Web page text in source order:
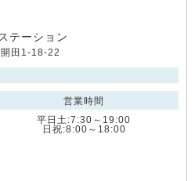
テーション
田1-18-22
営業時間
平日土:7:30～19:00
日祝:8:00～18:00